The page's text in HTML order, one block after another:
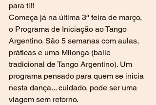
para ti!!
Começa já na última 3ª feira de março,
o Programa de Iniciação ao Tango
Argentino. São 5 semanas com aulas,
práticas e uma Milonga (baile
tradicional de Tango Argentino). Um
programa pensado para quem se inicia
nesta dança... cuidado, pode ser uma
viagem sem retorno.